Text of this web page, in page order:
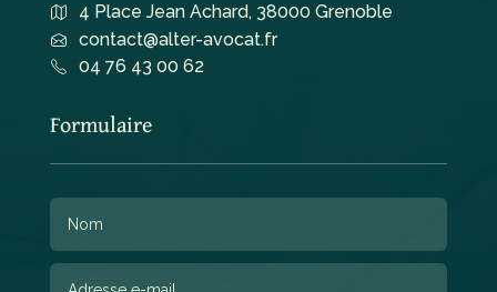
4 Place Jean Achard, 38000 Grenoble
contact@alter-avocat.fr
04 76 43 00 62
Formulaire